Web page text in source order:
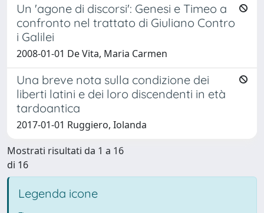
Un 'agone di discorsi': Genesi e Timeo a
confronto nel trattato di Giuliano Contro
i Galilei
2008-01-01 De Vita, Maria Carmen
Una breve nota sulla condizione dei
liberti latini e dei loro discendenti in età
tardoantica
2017-01-01 Ruggiero, Iolanda
Mostrati risultati da 1 a 16
di 16
Legenda icone